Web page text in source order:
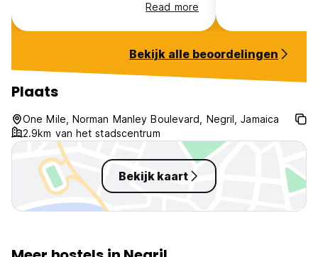
Read more
didn’t help. I
every time you
entertainment,
stage being
hostel. Safety
appreciate
Bekijk alle beoordelingen
Plaats
One Mile, Norman Manley Boulevard, Negril, Jamaica
2.9km van het stadscentrum
Bekijk kaart